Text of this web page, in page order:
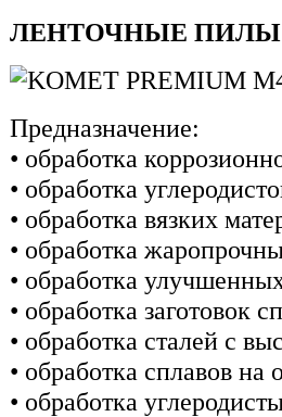
ЛЕНТОЧНЫЕ ПИЛЫ
Предназначение:
• обработка
• обработка
• обработка вязких
• обработка
• обработка
• обработка заготовок
• обработка сталей с
• обработка сплавов
• обработка